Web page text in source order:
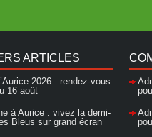
ARTICLES
2026 : rendez-vous
16 août
à Aurice : vivez la demi-
Bleus sur grand écran